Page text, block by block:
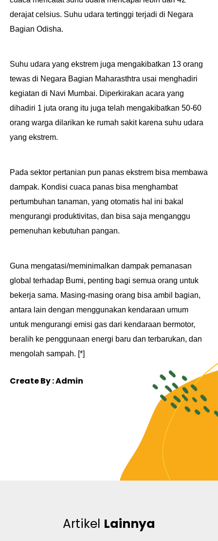
derajat celsius. Suhu udara tertinggi terjadi di Negara
Bagian Odisha.
Suhu udara yang ekstrem juga mengakibatkan 13 orang
tewas di Negara Bagian Maharasthtra usai menghadiri
kegiatan di Navi Mumbai. Diperkirakan acara yang
dihadiri 1 juta orang itu juga telah mengakibatkan 50-60
orang warga dilarikan ke rumah sakit karena suhu udara
yang ekstrem.
Pada sektor pertanian pun panas ekstrem bisa membawa
dampak. Kondisi cuaca panas bisa menghambat
pertumbuhan tanaman, yang otomatis hal ini bakal
mengurangi produktivitas, dan bisa saja menganggu
pemenuhan kebutuhan pangan.
Guna mengatasi/meminimalkan dampak pemanasan
global terhadap Bumi, penting bagi semua orang untuk
bekerja sama. Masing-masing orang bisa ambil bagian,
antara lain dengan menggunakan kendaraan umum
untuk mengurangi emisi gas dari kendaraan bermotor,
beralih ke penggunaan energi baru dan terbarukan, dan
mengolah sampah. [*]
Create By : Admin
Artikel Lainnya